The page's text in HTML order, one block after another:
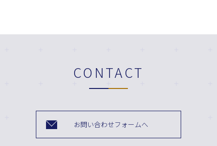
CONTACT
お問い合わせフォームへ